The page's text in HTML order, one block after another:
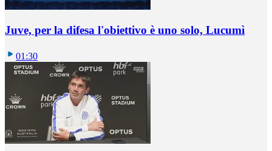
Juve, per la difesa l'obiettivo è uno solo, Lucumì
01:30